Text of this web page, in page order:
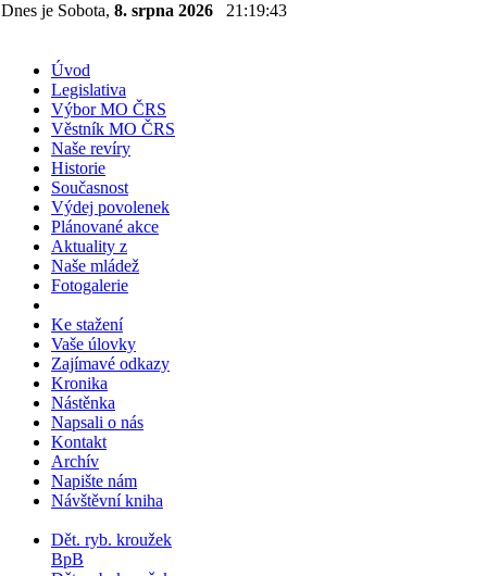
Dnes je Sobota, 8. srpna 2026 21:19:43
Úvod
Legislativa
Výbor MO ČRS
Věstník MO ČRS
Naše revíry
Historie
Současnost
Výdej povolenek
Plánované akce
Aktuality z
Naše mládež
Fotogalerie
Ke stažení
Vaše úlovky
Zajímavé odkazy
Kronika
Nástěnka
Napsali o nás
Kontakt
Archív
Napište nám
Návštěvní kniha
Dět. ryb. kroužek
BpB